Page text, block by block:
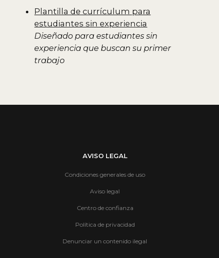
Plantilla de currículum para
estudiantes sin experiencia
Diseñado para estudiantes sin
experiencia que buscan su primer
trabajo
AVISO LEGAL
Condiciones generales de uso
Aviso legal
Centro de confianza
Política de privacidad
Denunciar un contenido ilegal